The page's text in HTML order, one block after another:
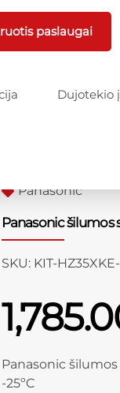
paslaugai
Dujotekio
Panasonic
Panasonic šilumos
SKU: KIT-
Panasonic
-25ºC